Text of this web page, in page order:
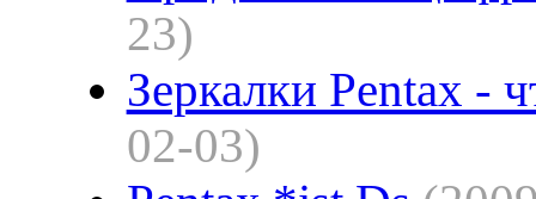
23)
Зеркалки Pentax -
02-03)